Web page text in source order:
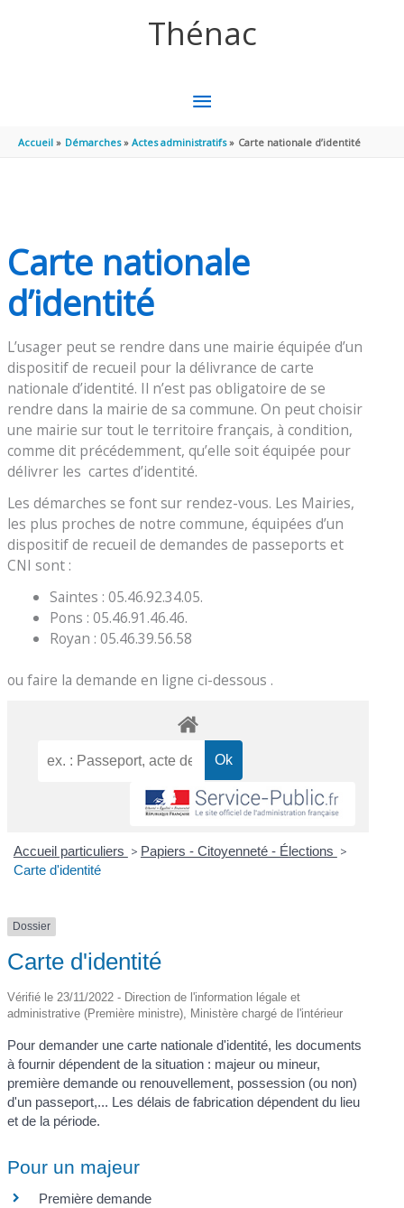
Thénac
MENU
PRINCIPAL
Accueil Démarches Actes administratifs Carte nationale d’identité
Carte nationale
d’identité
L’usager peut se rendre dans une mairie équipée d’un
dispositif de recueil pour la délivrance de carte
nationale d’identité. Il n’est pas obligatoire de se
rendre dans la mairie de sa commune. On peut choisir
une mairie sur tout le territoire français, à condition,
comme dit précédemment, qu’elle soit équipée pour
délivrer les cartes d’identité.
Les démarches se font sur rendez-vous. Les Mairies,
les plus proches de notre commune, équipées d’un
dispositif de recueil de demandes de passeports et
CNI sont :
Saintes : 05.46.92.34.05.
Pons : 05.46.91.46.46.
Royan : 05.46.39.56.58
ou faire la demande en ligne ci-dessous .
Accueil particuliers > Papiers - Citoyenneté - Élections >
Carte d'identité
Dossier
Carte d'identité
Vérifié le 23/11/2022 - Direction de l'information légale et
administrative (Première ministre), Ministère chargé de l'intérieur
Pour demander une carte nationale d'identité, les documents
à fournir dépendent de la situation : majeur ou mineur,
première demande ou renouvellement, possession (ou non)
d'un passeport,... Les délais de fabrication dépendent du lieu
et de la période.
Pour un majeur
Première demande